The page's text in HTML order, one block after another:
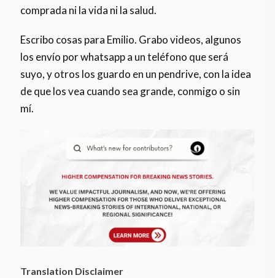
comprada ni la vida ni la salud.
Escribo cosas para Emilio. Grabo videos, algunos
los envío por whatsapp a un teléfono que será
suyo, y otros los guardo en un pendrive, con la idea
de que los vea cuando sea grande, conmigo o sin
mí.
Translation Disclaimer